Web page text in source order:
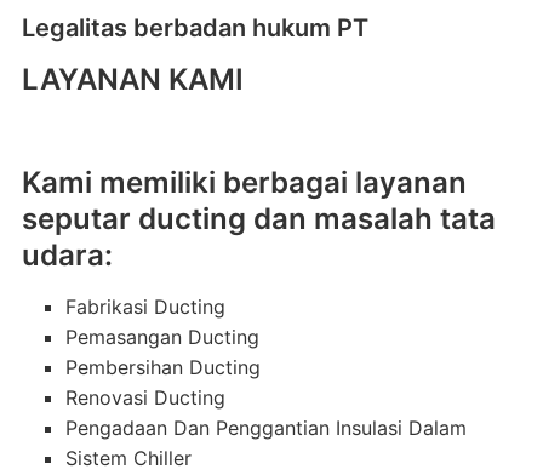
Legalitas berbadan hukum PT
LAYANAN KAMI
Kami memiliki berbagai layanan
seputar ducting dan masalah tata
udara:
Fabrikasi Ducting
Pemasangan Ducting
Pembersihan Ducting
Renovasi Ducting
Pengadaan Dan Penggantian Insulasi Dalam
Sistem Chiller